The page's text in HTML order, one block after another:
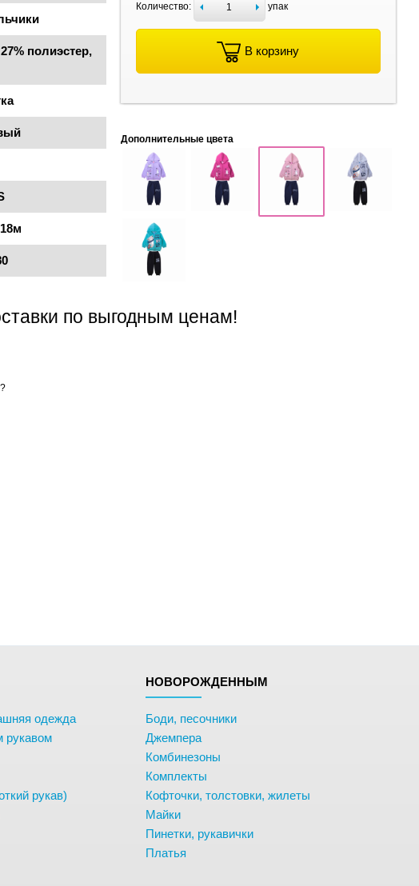
полиэстер,
Количество: упак
В корзину
Дополнительные цвета
по выгодным ценам!
одежда
рукавом
рукав)
НОВОРОЖДЕННЫМ
Боди, песочники
Джемпера
Комбинезоны
Комплекты
Кофточки, толстовки, жилеты
Майки
Пинетки, рукавички
Платья